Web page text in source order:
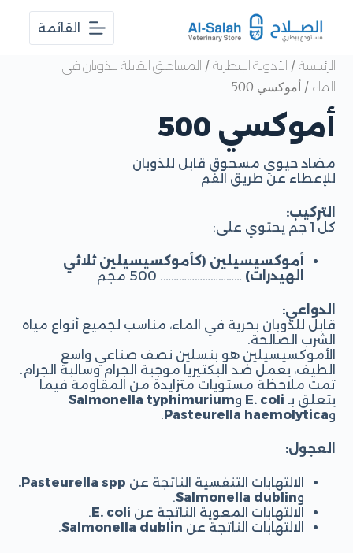
القائمة
الرئيسية / الأدوية البيطرية / المساحيق القابلة للذوبان في
الماء / أموكسي 500
أموكسي 500
مضاد حيوي مسحوق قابل للذوبان
للإعطاء عن طريق الفم
التركيب:
كل 1 جم يحتوي على:
أموكسيسيلين (كأموكسيسيلين ثلاثي
الهيدرات) …………………………. 500 مجم
الدواعي:
قابل للذوبان بحرية في الماء، مناسب لجميع أنواع مياه
الشرب الصالحة.
الأموكسيسيلين هو بنسلين نصف صناعي واسع
الطيف، يعمل ضد البكتيريا موجبة الجرام وسالبة الجرام.
تمت ملاحظة مستويات متزايدة من المقاومة فيما
يتعلق بـ E. coli وSalmonella typhimurium
وPasteurella haemolytica
.
العجول:
الالتهابات التنفسية الناتجة عن Pasteurella spp.
وSalmonella dublin
.
الالتهابات المعوية الناتجة عن E. coli
.
الالتهابات الناتجة عن Salmonella dublin
.